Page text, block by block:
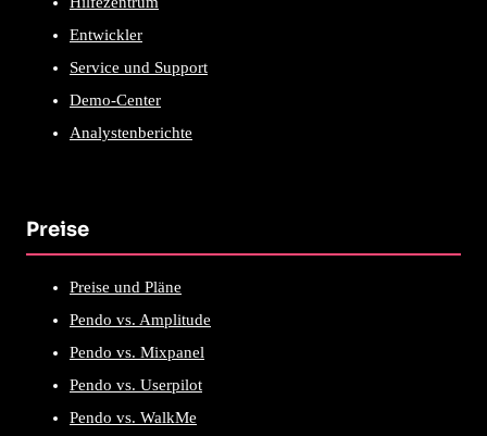
Entwickler
Service und Support
Demo-Center
Analystenberichte
Preise
Preise und Pläne
Pendo vs. Amplitude
Pendo vs. Mixpanel
Pendo vs. Userpilot
Pendo vs. WalkMe